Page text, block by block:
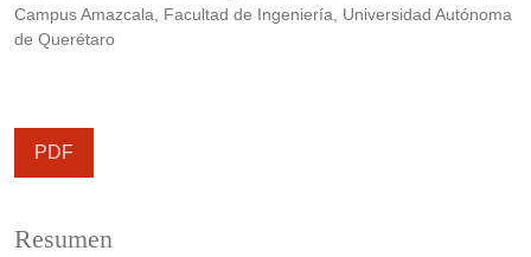
Campus Amazcala, Facultad de Ingeniería, Universidad Autónoma
de Querétaro
PDF
Resumen